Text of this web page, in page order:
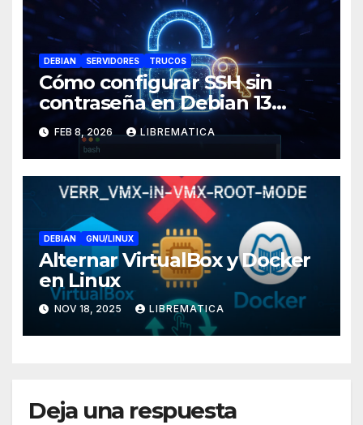
DEBIAN SERVIDORES TRUCOS
Cómo configurar SSH sin
contraseña en Debian 13
(Trixie)
FEB 8, 2026 LIBREMATICA
DEBIAN GNU/LINUX
Alternar VirtualBox y Docker
en Linux
NOV 18, 2025 LIBREMATICA
Deja una respuesta